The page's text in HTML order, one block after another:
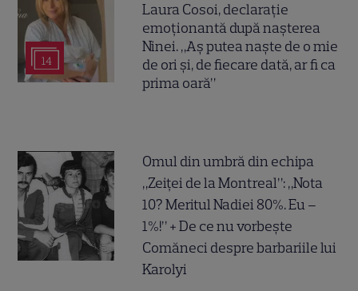
14
Laura Cosoi, declarație
emoționantă după nașterea
Ninei. „Aș putea naște de o mie
de ori și, de fiecare dată, ar fi ca
prima oară”
Omul din umbră din echipa
„Zeiței de la Montreal”: „Nota
10? Meritul Nadiei 80%. Eu –
1%!” + De ce nu vorbește
Comăneci despre barbariile lui
Karolyi